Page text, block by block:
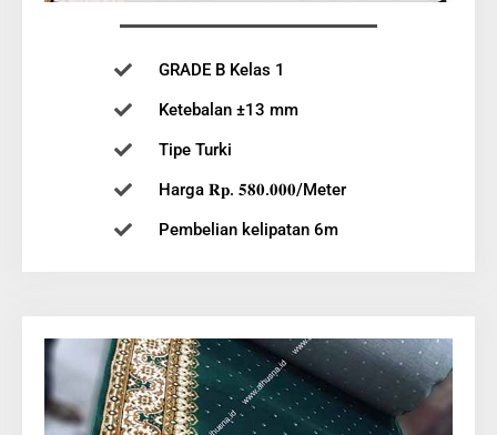
GRADE B Kelas 1
Ketebalan ±13 mm
Tipe Turki
Harga 𝐑𝐩. 𝟓𝟖𝟎.𝟎𝟎𝟎/Meter
Pembelian kelipatan 6m